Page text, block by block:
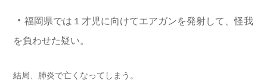
・ 福岡県では１才児に向けてエアガンを発射して、怪我
を負わせた疑い。
結局、肺炎で亡くなってしまう。